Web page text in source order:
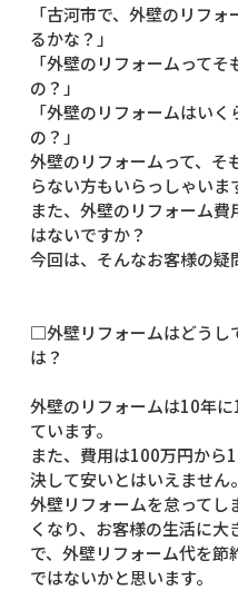
「古河市で、外壁のリフォ
るかな？」
「外壁のリフォームって
の？」
「外壁のリフォームはい
の？」
外壁のリフォームって、そ
らない方もいらっしゃいま
また、外壁のリフォーム
はないですか？
今回は、そんなお客様の疑
□外壁リフォームはどうし
は？
外壁のリフォームは10年
ています。
また、費用は100万円から
決して安いとはいえません。
外壁リフォームを怠ってし
くなり、お客様の生活に
で、外壁リフォーム代を
ではないかと思います。